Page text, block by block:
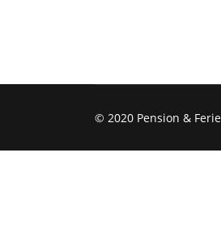
© 2020 Pension &